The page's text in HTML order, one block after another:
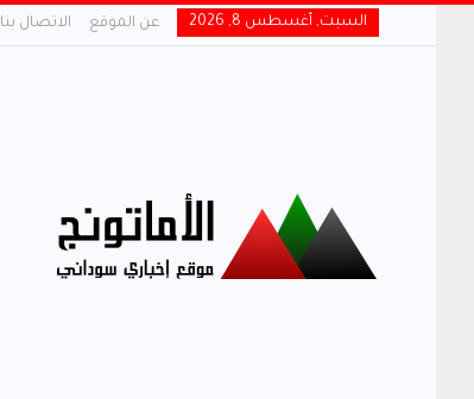
السبت, أغسطس 8, 2026 عن الموقع الاتصال بنا